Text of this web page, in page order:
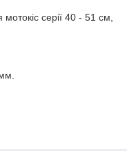
серії 40 - 51 см,